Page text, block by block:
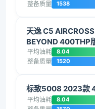
整备质量 1538
天逸 C5
BEYOND 400THP
平均油耗 8.04
整备质量 1520
标致5008 2023款
平均油耗 8.04